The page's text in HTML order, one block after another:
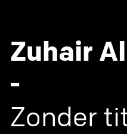
Zuhair
-
Zonder